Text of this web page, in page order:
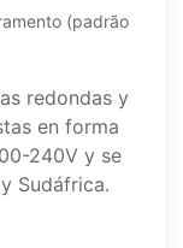
(padrão
redondas y
en forma
240V y se
Sudáfrica.